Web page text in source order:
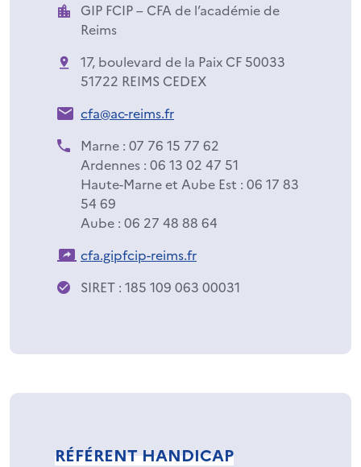
GIP FCIP – CFA de l’académie de
Reims
17, boulevard de la Paix CF 50033
51722 REIMS CEDEX
cfa@ac-reims.fr
Marne : 07 76 15 77 62
Ardennes : 06 13 02 47 51
Haute-Marne et Aube Est : 06 17 83
54 69
Aube : 06 27 48 88 64
cfa.gipfcip-reims.fr
SIRET : 185 109 063 00031
RÉFÉRENT HANDICAP